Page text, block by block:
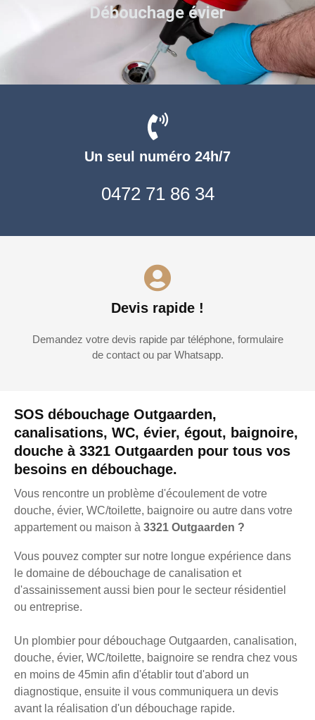
SOS débouchage Outgaarden,
canalisations, WC, évier, égout, baignoire,
douche à 3321 Outgaarden pour tous vos
besoins en débouchage.
Vous rencontre un problème d'écoulement de votre
douche, évier, WC/toilette, baignoire ou autre dans votre
appartement ou maison à 3321 Outgaarden ?
Vous pouvez compter sur notre longue expérience dans
le domaine de débouchage de canalisation et
d'assainissement aussi bien pour le secteur résidentiel
ou entreprise.
Un plombier pour débouchage Outgaarden, canalisation,
douche, évier, WC/toilette, baignoire se rendra chez vous
en moins de 45min afin d'établir tout d'abord un
diagnostique, ensuite il vous communiquera un devis
avant la réalisation d'un débouchage rapide.
Un seul numéro 24h/7
0472 71 86 34
Devis rapide !
Demandez votre devis rapide par téléphone, formulaire
de contact ou par Whatsapp.
Débouchage évier